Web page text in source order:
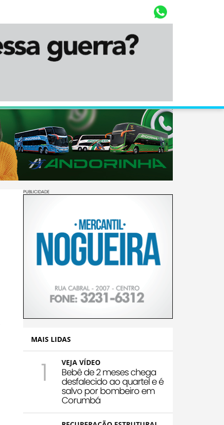
Diário Corumbaense
PUBLICIDADE
MAIS LIDAS
1 VEJA VÍDEO
Bebê de 2 meses chega
desfalecido ao quartel e é
salvo por bombeiro em
Corumbá